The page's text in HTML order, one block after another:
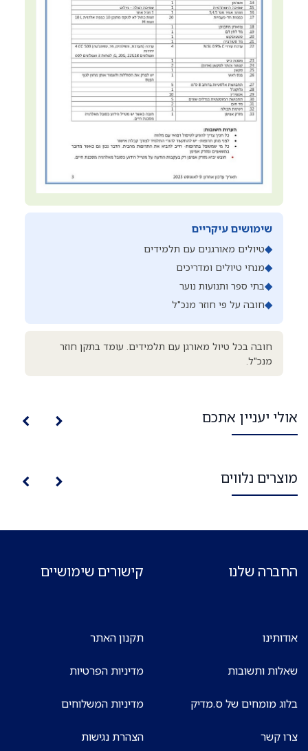
שימושים עיקריים
◆טיולים מאורגנים עם תלמידים
◆מנחי טיולים ומדריכים
◆בתי ספר ותנועות נוער
◆חובה על פי חוזר מנכ"ל
חובה בכל טיול מאורגן עם תלמידים. עומד בתקן חוזר
מנכ"ל.
אולי יעניין אתכם
מוצרים נלווים
החברה שלנו
אודותינו
שאלות ותשובות
בלוג מומחים של ס.מדיק
צרו קשר
קישורים שימושיים
תקנון האתר
מדיניות הפרטיות
מדיניות המשלוחים
הצהרת נגישות